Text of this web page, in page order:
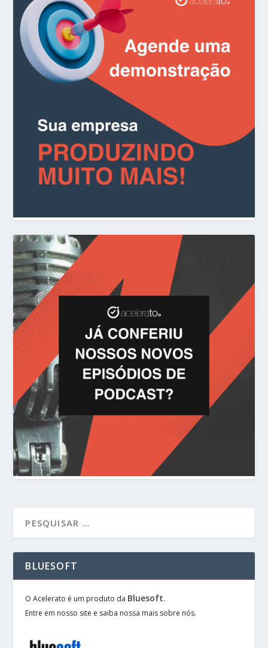
BLUESOFT
O Acelerato é um produto da Bluesoft.
Entre em nosso site e saiba nossa mais sobre nós.